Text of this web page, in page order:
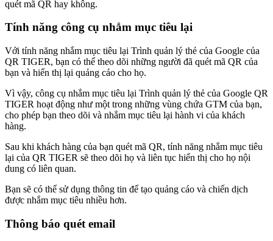
quét mã QR hay không.
Tính năng công cụ nhắm mục tiêu lại
Với tính năng nhắm mục tiêu lại Trình quản lý thẻ của Google của
QR TIGER, bạn có thể theo dõi những người đã quét mã QR của
bạn và hiển thị lại quảng cáo cho họ.
Vì vậy, công cụ nhắm mục tiêu lại Trình quản lý thẻ của Google QR
TIGER hoạt động như một trong những vùng chứa GTM của bạn,
cho phép bạn theo dõi và nhắm mục tiêu lại hành vi của khách
hàng.
Sau khi khách hàng của bạn quét mã QR, tính năng nhắm mục tiêu
lại của QR TIGER sẽ theo dõi họ và liên tục hiển thị cho họ nội
dung có liên quan.
Bạn sẽ có thể sử dụng thông tin để tạo quảng cáo và chiến dịch
được nhắm mục tiêu nhiều hơn.
Thông báo quét email